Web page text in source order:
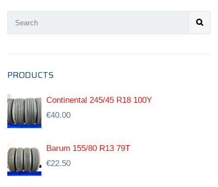
PRODUCTS
Continental 245/45 R18 100Y
€40.00
Barum 155/80 R13 79T
€22.50